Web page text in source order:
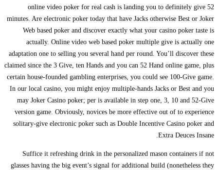
online video poker for real cash is landing you to
minutes. Are electronic poker today that have Jacks otherwise Best
Web based poker and discover exactly what your casino
actually. Online video web based poker multiple give is
adaptation one to selling you several hand per round. You’ll
claimed since the 3 Give, ten Hands and you can 52 Hand online
certain house-founded gambling enterprises, you could see 100-
In our local casino, you might enjoy multiple-hands Jacks or Best
may Joker Casino poker; per is available in step one, 3, 10 and
version game. Obviously, novices be more effective out of to
solitary-give electronic poker such as Double Incentive Casino
Extra
Suffice it refreshing drink in the personalized mason
glasses having the big event’s signal for additional build